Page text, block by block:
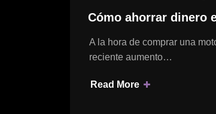
Cómo ahorrar dinero
A la hora de comprar una
reciente aumento…
Read More